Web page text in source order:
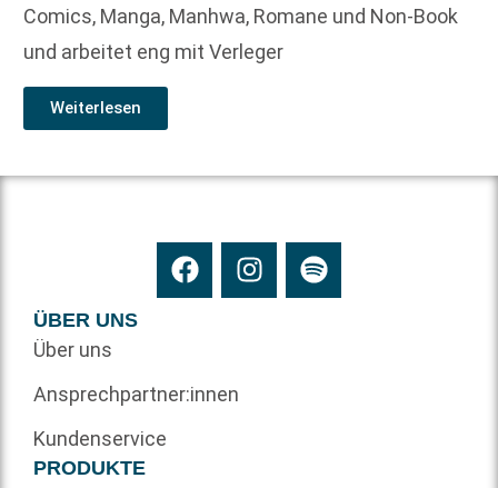
Comics, Manga, Manhwa, Romane und Non-Book
und arbeitet eng mit Verleger
Weiterlesen
ÜBER UNS
Über uns
Ansprechpartner:innen
Kundenservice
PRODUKTE